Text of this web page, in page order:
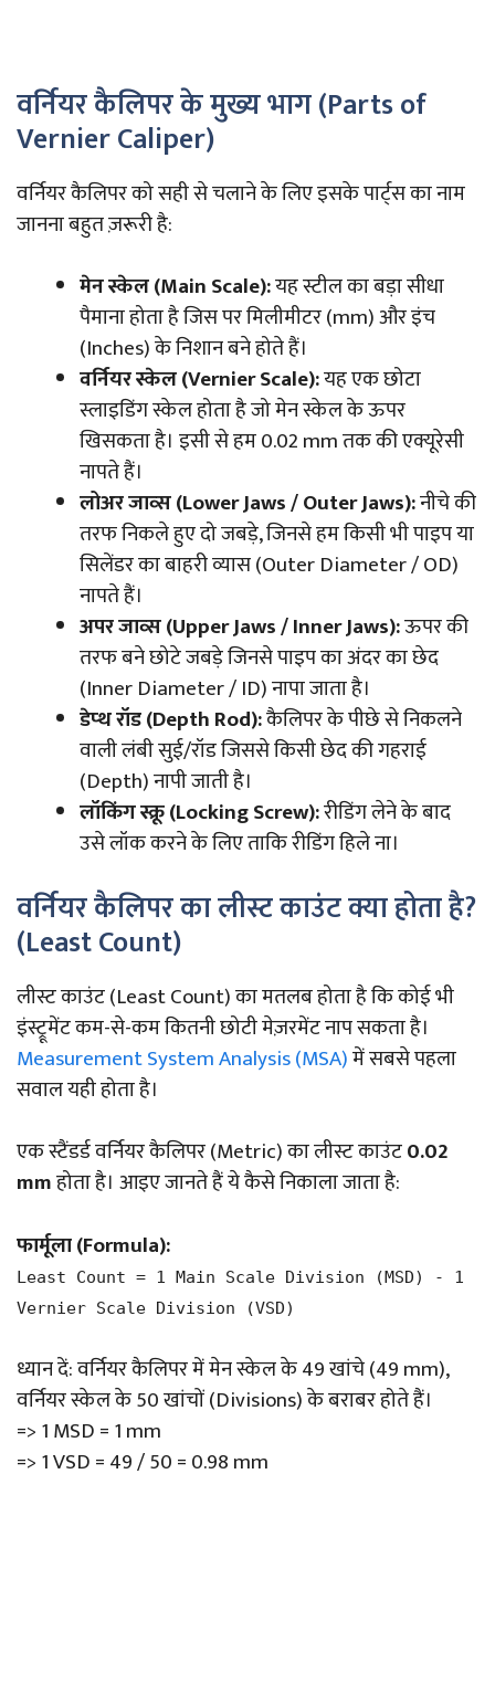
वर्नियर कैलिपर के मुख्य भाग (Parts of
Vernier Caliper)
वर्नियर कैलिपर को सही से चलाने के लिए इसके पार्ट्स का नाम
जानना बहुत ज़रूरी है:
मेन स्केल (Main Scale):यह स्टील का बड़ा सीधा
पैमाना होता है जिस पर मिलीमीटर (mm) और इंच
(Inches) के निशान बने होते हैं।
वर्नियर स्केल (Vernier Scale):यह एक छोटा
स्लाइडिंग स्केल होता है जो मेन स्केल के ऊपर
खिसकता है। इसी से हम 0.02 mm तक की एक्यूरेसी
नापते हैं।
लोअर जाव्स (Lower Jaws / Outer Jaws):नीचे की
तरफ निकले हुए दो जबड़े, जिनसे हम किसी भी पाइप या
सिलेंडर का बाहरी व्यास (Outer Diameter / OD)
नापते हैं।
अपर जाव्स (Upper Jaws / Inner Jaws):ऊपर की
तरफ बने छोटे जबड़े जिनसे पाइप का अंदर का छेद
(Inner Diameter / ID) नापा जाता है।
डेप्थ रॉड (Depth Rod):कैलिपर के पीछे से निकलने
वाली लंबी सुई/रॉड जिससे किसी छेद की गहराई
(Depth) नापी जाती है।
लॉकिंग स्क्रू (Locking Screw):रीडिंग लेने के बाद
उसे लॉक करने के लिए ताकि रीडिंग हिले ना।
वर्नियर कैलिपर का लीस्ट काउंट क्या होता है?
(Least Count)
लीस्ट काउंट (Least Count) का मतलब होता है कि कोई भी
इंस्ट्रूमेंट कम-से-कम कितनी छोटी मेज़रमेंट नाप सकता है।
Measurement System Analysis (MSA)में सबसे पहला
सवाल यही होता है।
एक स्टैंडर्ड वर्नियर कैलिपर (Metric) का लीस्ट काउंट0.02
mmहोता है। आइए जानते हैं ये कैसे निकाला जाता है:
फार्मूला (Formula):
Least Count = 1 Main Scale Division (MSD) - 1
Vernier Scale Division (VSD)
ध्यान दें: वर्नियर कैलिपर में मेन स्केल के 49 खांचे (49 mm),
वर्नियर स्केल के 50 खांचों (Divisions) के बराबर होते हैं।
=> 1 MSD = 1 mm
=> 1 VSD = 49 / 50 = 0.98 mm